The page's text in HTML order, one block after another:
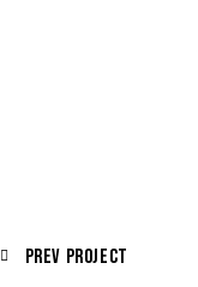
Prev Project